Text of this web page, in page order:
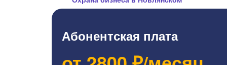
Абонентская плата